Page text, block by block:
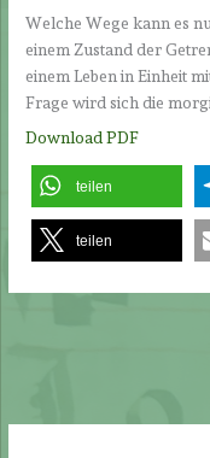
Welche Wege kann es
einem Zustand der
einem Leben in Einheit
Frage wird sich die
Download PDF
teilen
teilen